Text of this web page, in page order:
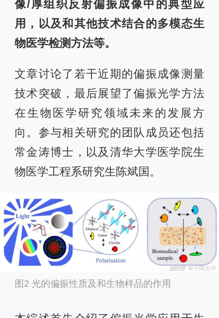
像/厚组织反射偏振成像中的典型应
用，以及和其他技术结合的多模态生
物医学检测方法等。
文章讨论了若干近期的偏振成像测量
技术突破，最后展望了偏振光学方法
在生物医学研究领域未来的发展方
向。参与相关研究的团队成员还包括
常金涛博士，以及清华大学医学院生
物医学工程系研究生陈斌国。
图2 光的偏振性质及和生物样品的作用